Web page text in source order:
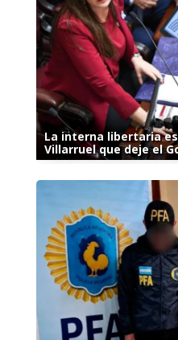
La interna libertaria
Villarruel que deje el